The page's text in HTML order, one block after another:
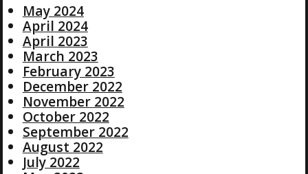
May 2024
April 2024
April 2023
March 2023
February 2023
December 2022
November 2022
October 2022
September 2022
August 2022
July 2022